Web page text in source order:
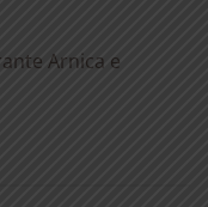
Arnica e